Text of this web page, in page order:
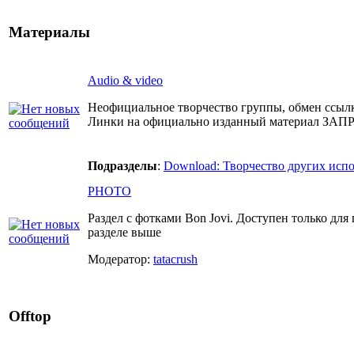
Материалы
Audio & video
Неофициальное творчество группы, обмен
Линки на официально изданный материал
Подразделы: Download: Творчество других
PHOTO
Раздел с фотками Bon Jovi. Доступен только
разделе выше
Модератор: tatacrush
Offtop